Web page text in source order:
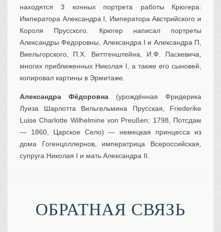
находятся 3 конных портрета работы Крюгера:
Императора Александра I, Императора Австрийского и
Короля Прусского. Крюгер написал портреты
Александры Федоровны, Александра I и Александра П,
Виельгорского, П.Х. Виттгенштейна, И.Ф. Паскевича,
многих приближенных Николая I, а также его сыновей,
копировал картины в Эрмитаже.
Александра Фёдоровна (урождённая Фридерика
Луиза Шарлотта Вильгельмина Прусская, Friederike
Luise Charlotte Wilhelmine von Preußen; 1798, Потсдам
— 1860, Царское Село) — немецкая принцесса из
дома Гогенцоллернов, императрица Всероссийская,
супруга Николая I и мать Александра II.
ОБРАТНАЯ СВЯЗЬ